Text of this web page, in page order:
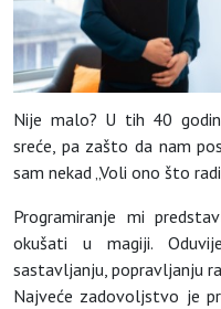
Nije malo? U tih 40
sreće, pa zašto da nam
sam nekad „Voli ono što
Programiranje mi
okušati u magiji.
sastavljanju, popravljanju
Najveće zadovoljstvo je